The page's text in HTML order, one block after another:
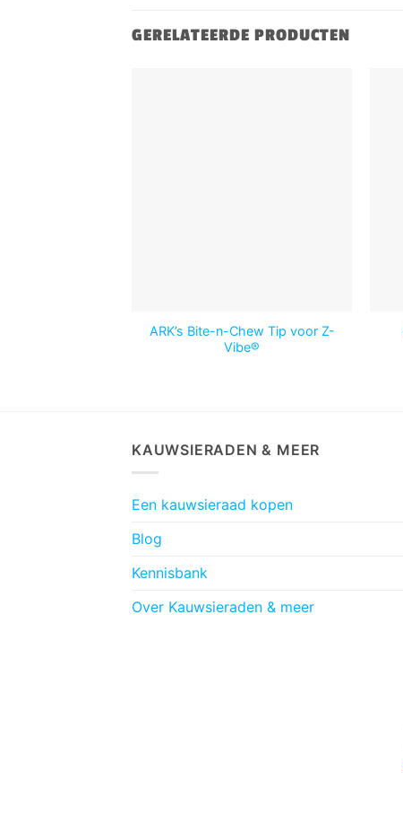
GERELATEERDE PRODUCTEN
ARK’s Bite-n-Chew Tip voor Z-
Vibe®
KAUWSIERADEN & MEER
Een kauwsieraad kopen
Blog
Kennisbank
Over Kauwsieraden & meer